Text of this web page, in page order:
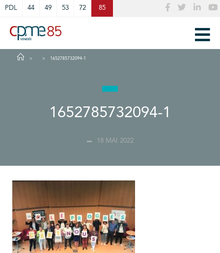
PDL 44 49 53 72 85
1652785732094-1
1652785732094-1
18 MAI 2022
Cookies management panel